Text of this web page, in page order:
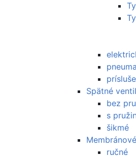
Spätné
bez
s
šikmé
ručné